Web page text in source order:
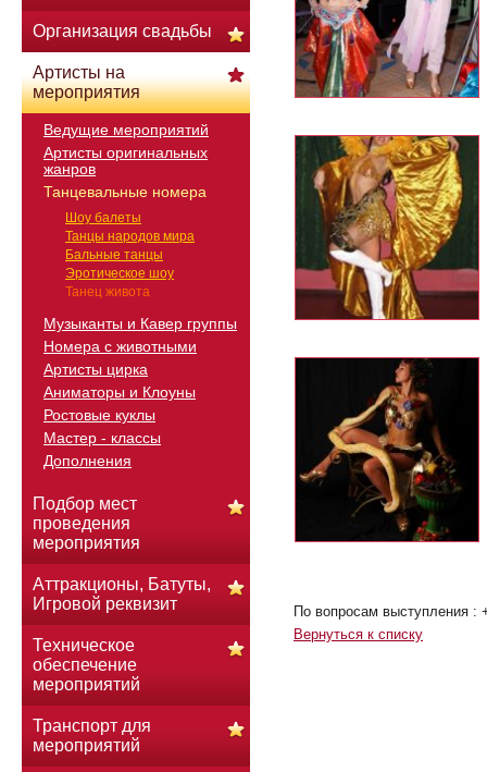
По вопросам выступления :
Вернуться к списку
Организация свадьбы
Артисты на
мероприятия
Ведущие мероприятий
Артисты оригинальных
жанров
Танцевальные номера
Шоу балеты
Танцы народов мира
Бальные танцы
Эротическое шоу
Танец живота
Музыканты и Кавер группы
Номера с животными
Артисты цирка
Аниматоры и Клоуны
Ростовые куклы
Мастер - классы
Дополнения
Подбор мест
проведения
мероприятия
Аттракционы, Батуты,
Игровой реквизит
Техническое
обеспечение
мероприятий
Транспорт для
мероприятий